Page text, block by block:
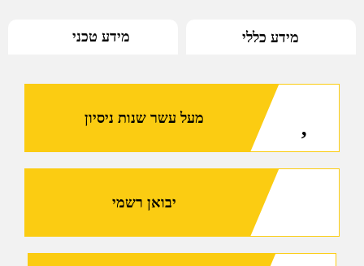
תיק
תומכת
מרעום
מידע כללי מידע טכני
מעל עשר שנות ניסיון
יבואן רשמי